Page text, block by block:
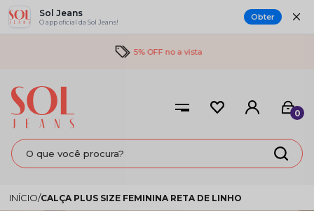
Sol Jeans
O app oficial da Sol Jeans! Obter
5% OFF no a vista
0
CALÇA PLUS SIZE FEMININA RETA DE LINHO